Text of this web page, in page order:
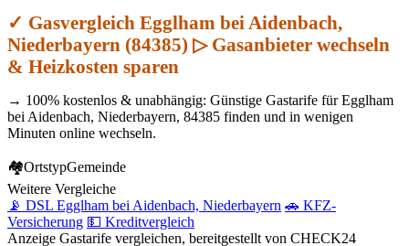
✓ Gasvergleich Egglham bei Aidenbach,
Niederbayern (84385) ▷ Gasanbieter wechseln
& Heizkosten sparen
→ 100% kostenlos & unabhängig: Günstige Gastarife für Egglham
bei Aidenbach, Niederbayern, 84385 finden und in wenigen
Minuten online wechseln.
🏘OrtstypGemeinde
Weitere Vergleiche
📡 DSL Egglham bei Aidenbach, Niederbayern 🚗 KFZ-
Versicherung 💵 Kreditvergleich
Anzeige Gastarife vergleichen, bereitgestellt von CHECK24